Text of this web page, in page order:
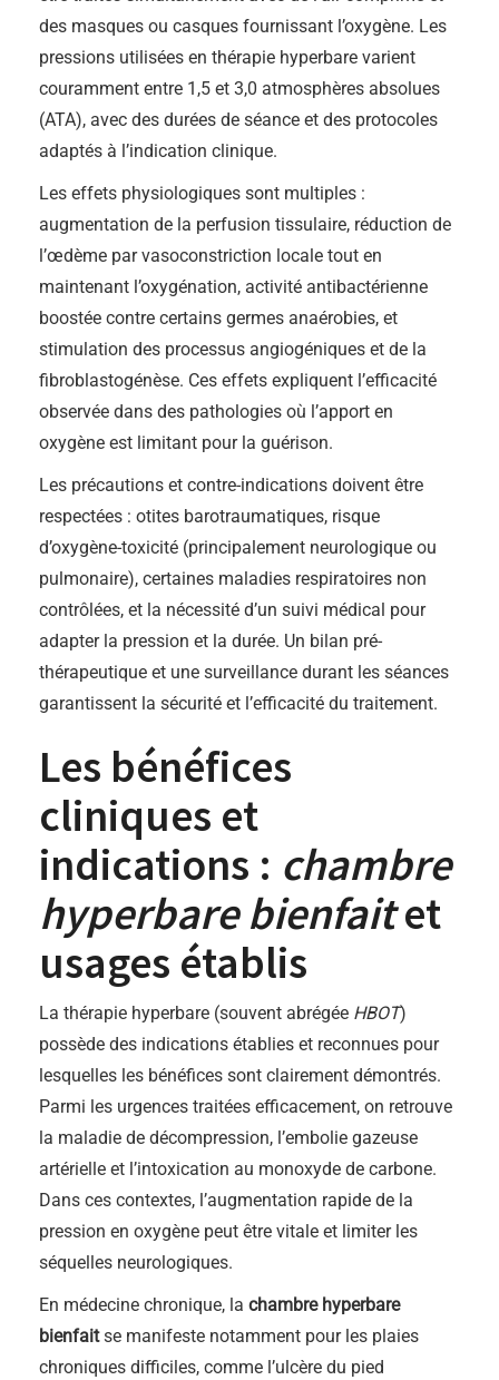
des masques ou casques fournissant l’oxygène. Les
pressions utilisées en thérapie hyperbare varient
couramment entre 1,5 et 3,0 atmosphères absolues
(ATA), avec des durées de séance et des protocoles
adaptés à l’indication clinique.
Les effets physiologiques sont multiples :
augmentation de la perfusion tissulaire, réduction de
l’œdème par vasoconstriction locale tout en
maintenant l’oxygénation, activité antibactérienne
boostée contre certains germes anaérobies, et
stimulation des processus angiogéniques et de la
fibroblastogénèse. Ces effets expliquent l’efficacité
observée dans des pathologies où l’apport en
oxygène est limitant pour la guérison.
Les précautions et contre-indications doivent être
respectées : otites barotraumatiques, risque
d’oxygène-toxicité (principalement neurologique ou
pulmonaire), certaines maladies respiratoires non
contrôlées, et la nécessité d’un suivi médical pour
adapter la pression et la durée. Un bilan pré-
thérapeutique et une surveillance durant les séances
garantissent la sécurité et l’efficacité du traitement.
Les bénéfices
cliniques et
indications : chambre
hyperbare bienfaitet
usages établis
La thérapie hyperbare (souvent abrégée HBOT)
possède des indications établies et reconnues pour
lesquelles les bénéfices sont clairement démontrés.
Parmi les urgences traitées efficacement, on retrouve
la maladie de décompression, l’embolie gazeuse
artérielle et l’intoxication au monoxyde de carbone.
Dans ces contextes, l’augmentation rapide de la
pression en oxygène peut être vitale et limiter les
séquelles neurologiques.
En médecine chronique, la chambre hyperbare
bienfaitse manifeste notamment pour les plaies
chroniques difficiles, comme l’ulcère du pied